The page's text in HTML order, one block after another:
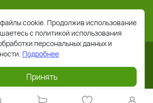
rts.ru
защищены. Работает наReadyScript
cookie. Продолжив использование
с политикой использования
персональных данных и
Подробнее
Принять